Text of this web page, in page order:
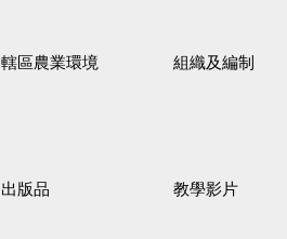
轄區農業環境 組織及編制
出版品 教學影片